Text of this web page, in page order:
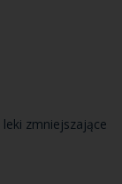
zmniejszające